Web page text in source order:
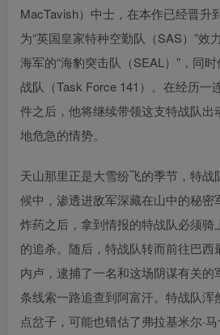
MacTavish）中士，在本作已经晋升
为“英国皇家特种空勤队（SAS）”效
海军的“海豹突击队（SEAL）”，同
战队（Task Force 141）。在经历一
件之后，他将继续带领这支特战队出
地危急的情势。
天山那里正是大雪纷飞的季节，特战
候中，渗透进敌军深藏在山中的秘密
炸药之后，拿到情报的特战队必须骑
的追杀。随后，特战队转而前往巴
内卢，逮捕了一名和这场阴谋有关的
条线索一路追查到阿富汗。特战队浑
点岔子，可能也错估了弗拉基米尔·